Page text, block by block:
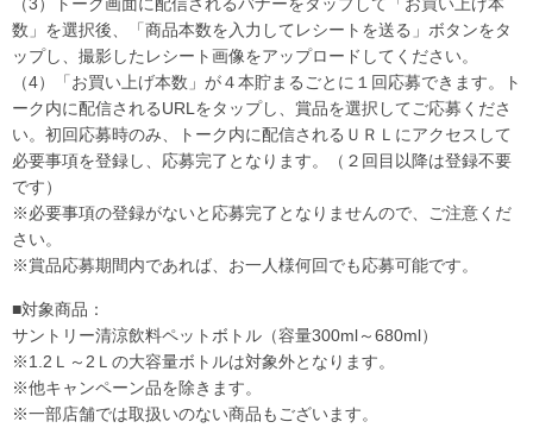
数」を選択後、「商品本数を入力してレシートを送る」ボタンをタ
ップし、撮影したレシート画像をアップロードしてください。
（4）「お買い上げ本数」が４本貯まるごとに１回応募できます。ト
ーク内に配信されるURLをタップし、賞品を選択してご応募くださ
い。初回応募時のみ、トーク内に配信されるＵＲＬにアクセスして
必要事項を登録し、応募完了となります。（２回目以降は登録不要
です）
※必要事項の登録がないと応募完了となりませんので、ご注意くだ
さい。
※賞品応募期間内であれば、お一人様何回でも応募可能です。
■対象商品：
サントリー清涼飲料ペットボトル（容量300ml～680ml）
※1.2Ｌ～2Ｌの大容量ボトルは対象外となります。
※他キャンペーン品を除きます。
※一部店舗では取扱いのない商品もございます。